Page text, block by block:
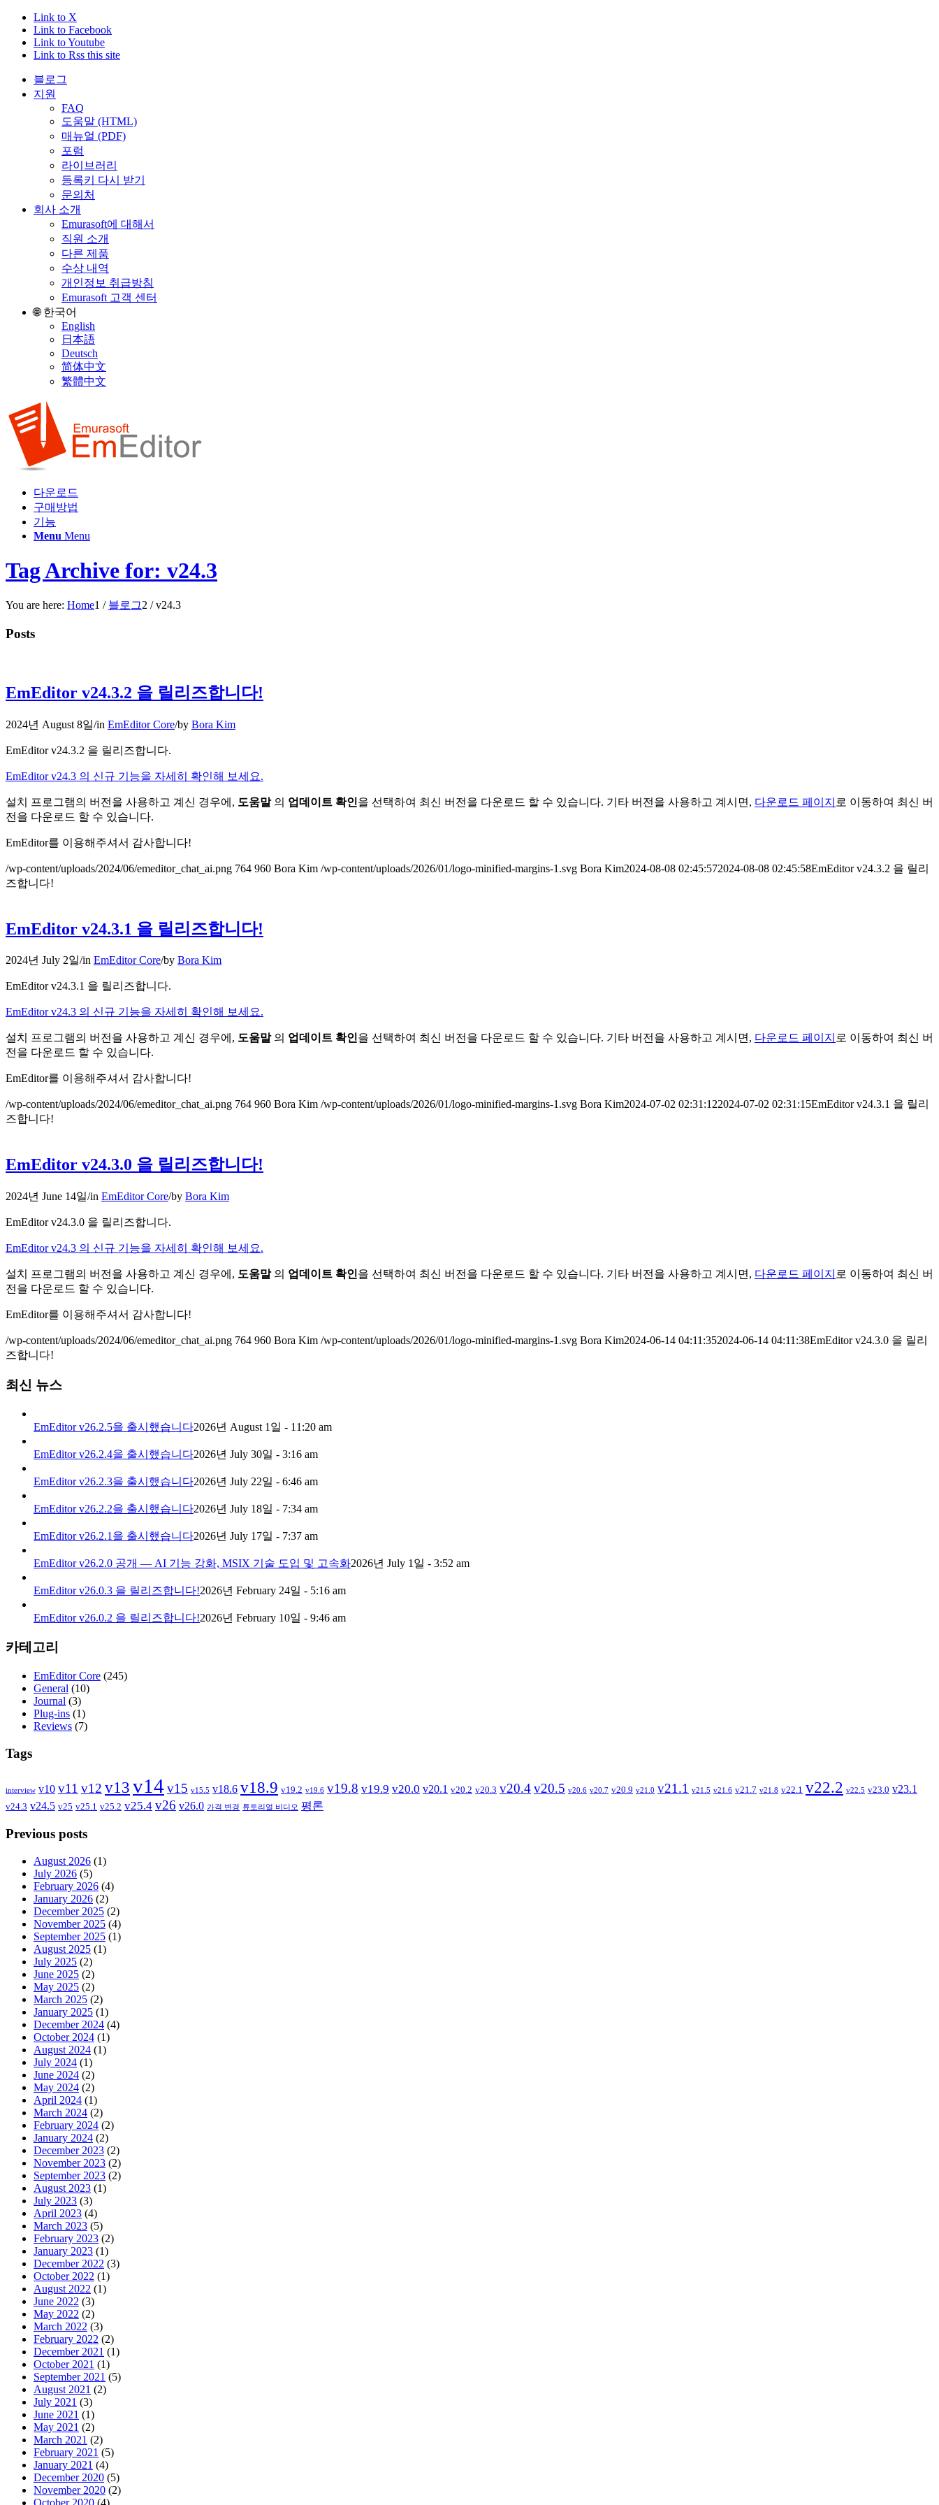
Link to X
Link to Facebook
Link to Youtube
Link to Rss this site
블로그
지원
FAQ
도움말 (HTML)
매뉴얼 (PDF)
포럼
라이브러리
등록키 다시 받기
문의처
회사 소개
Emurasoft에 대해서
직원 소개
다른 제품
수상 내역
개인정보 취급방침
Emurasoft 고객 센터
🌐 한국어
English
日本語
Deutsch
简体中文
繁體中文
다운로드
구매방법
기능
Menu Menu
Tag Archive for: v24.3
You are here: Home1 / 블로그2 / v24.3
Posts
EmEditor v24.3.2 을 릴리즈합니다!
2024년 August 8일/in EmEditor Core/by Bora Kim
EmEditor v24.3.2 을 릴리즈합니다.
EmEditor v24.3 의 신규 기능을 자세히 확인해 보세요.
설치 프로그램의 버전을 사용하고 계신 경우에, 도움말의 업데이트 확인을 선택하여 최신 버전을 다운로드 할 수 있습니다. 기타 버전을 사용하고 계시면, 다운로드 페이지 로 이동하여 최신 버
전을 다운로드 할 수 있습니다.
EmEditor를 이용해주셔서 감사합니다!
/wp-content/uploads/2024/06/emeditor_chat_ai.png 764 960 Bora Kim /wp-content/uploads/2026/01/logo-minified-margins-1.svg Bora Kim2024-08-08 02:45:572024-08-08 02:45:58EmEditor v24.3.2 을 릴리
즈합니다!
EmEditor v24.3.1 을 릴리즈합니다!
2024년 July 2일/in EmEditor Core/by Bora Kim
EmEditor v24.3.1 을 릴리즈합니다.
EmEditor v24.3 의 신규 기능을 자세히 확인해 보세요.
설치 프로그램의 버전을 사용하고 계신 경우에, 도움말의 업데이트 확인을 선택하여 최신 버전을 다운로드 할 수 있습니다. 기타 버전을 사용하고 계시면, 다운로드 페이지 로 이동하여 최신 버
전을 다운로드 할 수 있습니다.
EmEditor를 이용해주셔서 감사합니다!
/wp-content/uploads/2024/06/emeditor_chat_ai.png 764 960 Bora Kim /wp-content/uploads/2026/01/logo-minified-margins-1.svg Bora Kim2024-07-02 02:31:122024-07-02 02:31:15EmEditor v24.3.1 을 릴리
즈합니다!
EmEditor v24.3.0 을 릴리즈합니다!
2024년 June 14일/in EmEditor Core/by Bora Kim
EmEditor v24.3.0 을 릴리즈합니다.
EmEditor v24.3 의 신규 기능을 자세히 확인해 보세요.
설치 프로그램의 버전을 사용하고 계신 경우에, 도움말의 업데이트 확인을 선택하여 최신 버전을 다운로드 할 수 있습니다. 기타 버전을 사용하고 계시면, 다운로드 페이지 로 이동하여 최신 버
전을 다운로드 할 수 있습니다.
EmEditor를 이용해주셔서 감사합니다!
/wp-content/uploads/2024/06/emeditor_chat_ai.png 764 960 Bora Kim /wp-content/uploads/2026/01/logo-minified-margins-1.svg Bora Kim2024-06-14 04:11:352024-06-14 04:11:38EmEditor v24.3.0 을 릴리
즈합니다!
최신 뉴스
EmEditor v26.2.5을 출시했습니다2026년 August 1일 - 11:20 am
EmEditor v26.2.4을 출시했습니다2026년 July 30일 - 3:16 am
EmEditor v26.2.3을 출시했습니다2026년 July 22일 - 6:46 am
EmEditor v26.2.2을 출시했습니다2026년 July 18일 - 7:34 am
EmEditor v26.2.1을 출시했습니다2026년 July 17일 - 7:37 am
EmEditor v26.2.0 공개 — AI 기능 강화, MSIX 기술 도입 및 고속화2026년 July 1일 - 3:52 am
EmEditor v26.0.3 을 릴리즈합니다!2026년 February 24일 - 5:16 am
EmEditor v26.0.2 을 릴리즈합니다!2026년 February 10일 - 9:46 am
카테고리
EmEditor Core (245)
General (10)
Journal (3)
Plug-ins (1)
Reviews (7)
Tags
interview v10 v11 v12 v13v14 v15 v15.5 v18.6 v18.9 v19.2 v19.6 v19.8 v19.9 v20.0 v20.1 v20.2 v20.3 v20.4v20.5 v20.6 v20.7 v20.9 v21.0 v21.1 v21.5 v21.6 v21.7 v21.8 v22.1 v22.2 v22.5 v23.0 v23.1
v24.3 v24.5 v25 v25.1 v25.2 v25.4 v26 v26.0 가격 변경 튜토리얼 비디오 평론
Previous posts
August 2026 (1)
July 2026 (5)
February 2026 (4)
January 2026 (2)
December 2025 (2)
November 2025 (4)
September 2025 (1)
August 2025 (1)
July 2025 (2)
June 2025 (2)
May 2025 (2)
March 2025 (2)
January 2025 (1)
December 2024 (4)
October 2024 (1)
August 2024 (1)
July 2024 (1)
June 2024 (2)
May 2024 (2)
April 2024 (1)
March 2024 (2)
February 2024 (2)
January 2024 (2)
December 2023 (2)
November 2023 (2)
September 2023 (2)
August 2023 (1)
July 2023 (3)
April 2023 (4)
March 2023 (5)
February 2023 (2)
January 2023 (1)
December 2022 (3)
October 2022 (1)
August 2022 (1)
June 2022 (3)
May 2022 (2)
March 2022 (3)
February 2022 (2)
December 2021 (1)
October 2021 (1)
September 2021 (5)
August 2021 (2)
July 2021 (3)
June 2021 (1)
May 2021 (2)
March 2021 (2)
February 2021 (5)
January 2021 (4)
December 2020 (5)
November 2020 (2)
October 2020 (4)